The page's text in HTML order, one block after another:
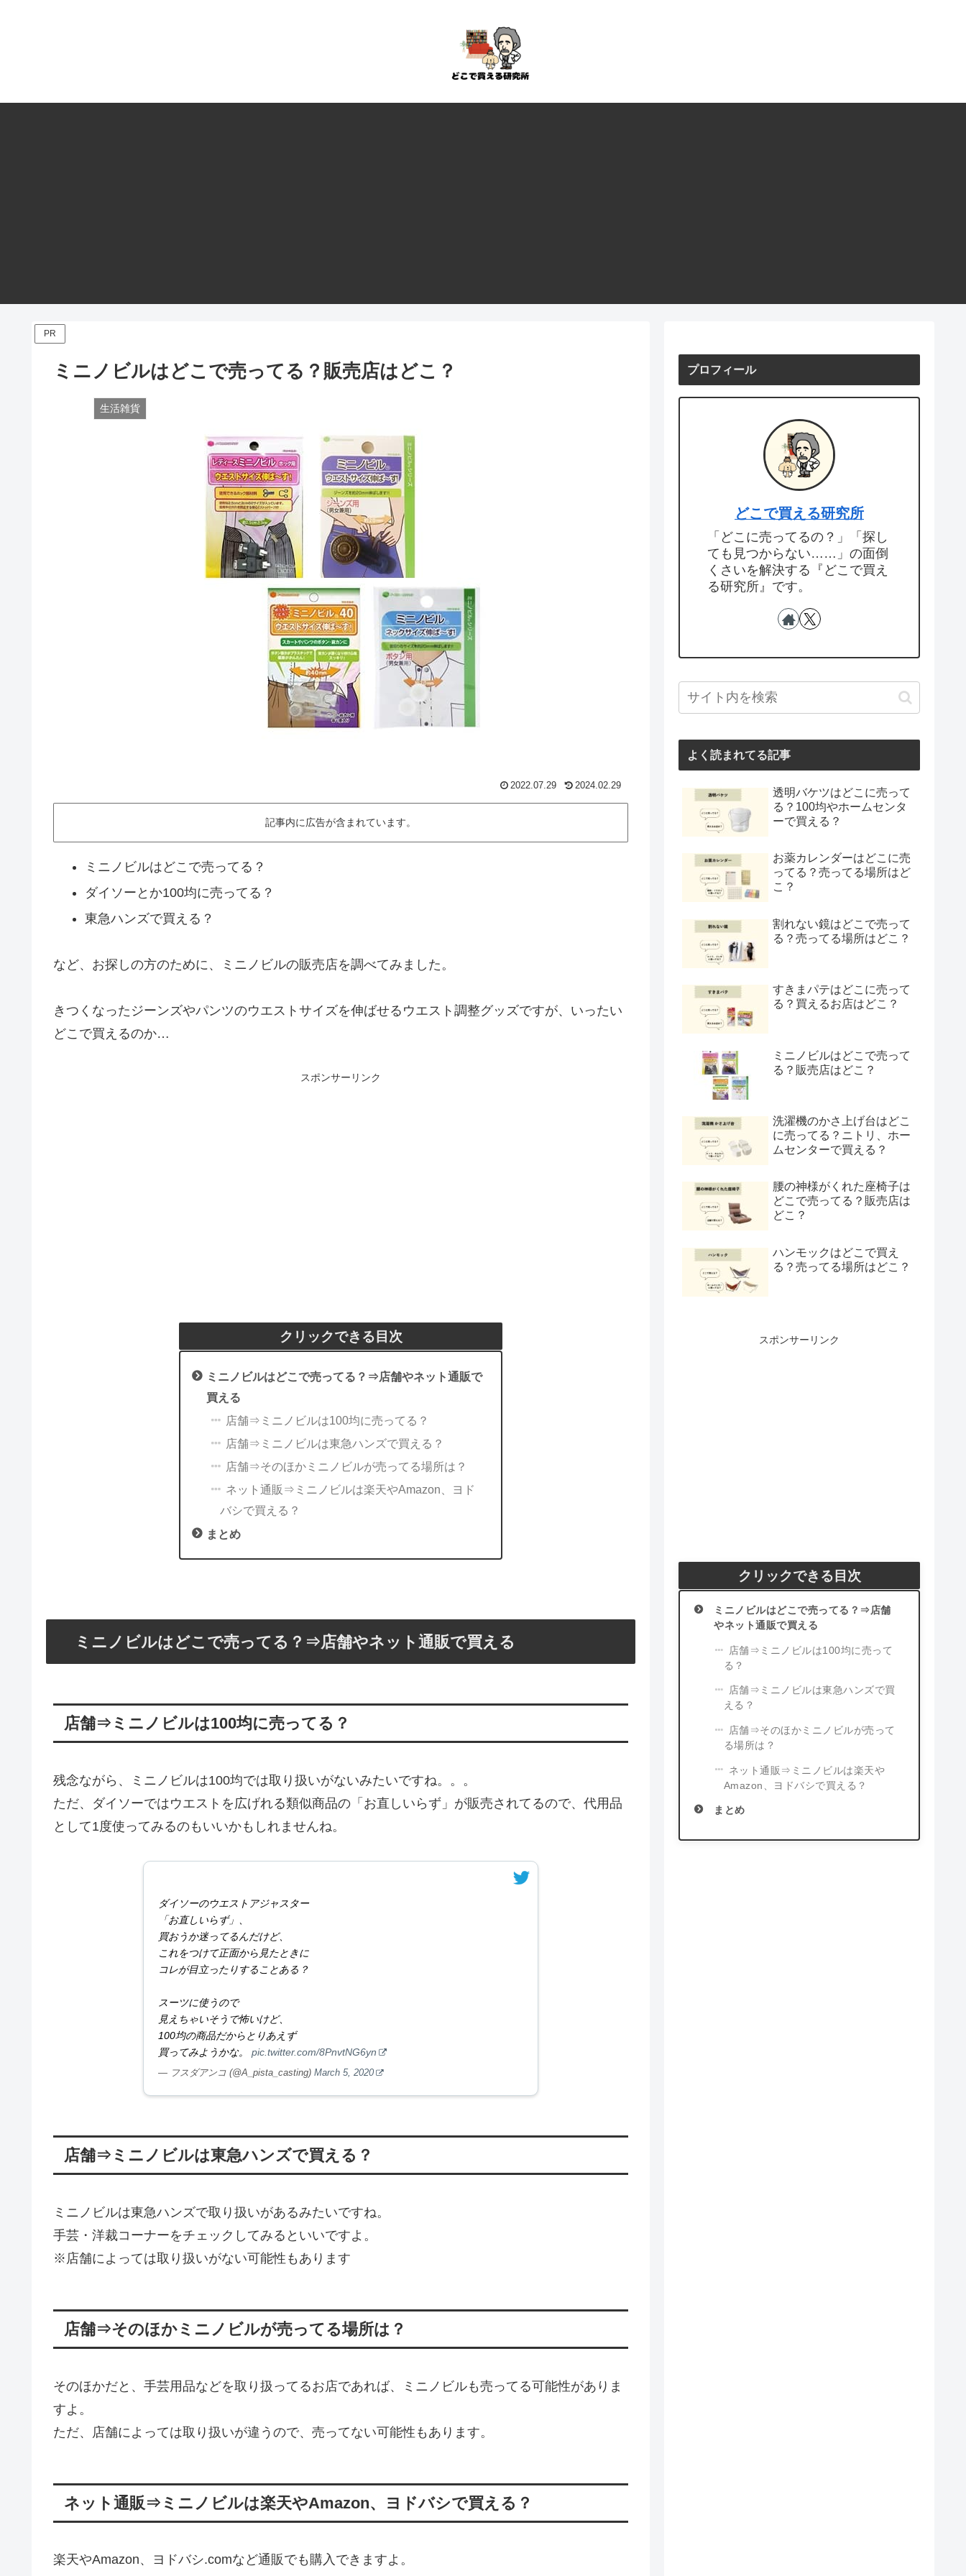
PR
ミニノビルはどこで売ってる？販売店はどこ？
生活雑貨
2022.07.29 2024.02.29
記事内に広告が含まれています。
ミニノビルはどこで売ってる？
ダイソーとか100均に売ってる？
東急ハンズで買える？
など、お探しの方のために、ミニノビルの販売店を調べてみました。
きつくなったジーンズやパンツのウエストサイズを伸ばせるウエスト調整グッズですが、いったい
どこで買えるのか…
スポンサーリンク
クリックできる目次
ミニノビルはどこで売ってる？⇒店舗やネット通販で
買える
店舗⇒ミニノビルは100均に売ってる？
店舗⇒ミニノビルは東急ハンズで買える？
店舗⇒そのほかミニノビルが売ってる場所は？
ネット通販⇒ミニノビルは楽天やAmazon、ヨド
バシで買える？
まとめ
ミニノビルはどこで売ってる？⇒店舗やネット通販で買える
店舗⇒ミニノビルは100均に売ってる？
残念ながら、ミニノビルは100均では取り扱いがないみたいですね。。。
ただ、ダイソーではウエストを広げれる類似商品の「お直しいらず」が販売されてるので、代用品
として1度使ってみるのもいいかもしれませんね。
ダイソーのウエストアジャスター
「お直しいらず」、
買おうか迷ってるんだけど、
これをつけて正面から見たときに
コレが目立ったりすることある？
スーツに使うので
見えちゃいそうで怖いけど、
100均の商品だからとりあえず
買ってみようかな。 pic.twitter.com/8PnvtNG6yn
— フスダアンコ (@A_pista_casting) March 5, 2020
店舗⇒ミニノビルは東急ハンズで買える？
ミニノビルは東急ハンズで取り扱いがあるみたいですね。
手芸・洋裁コーナーをチェックしてみるといいですよ。
※店舗によっては取り扱いがない可能性もあります
店舗⇒そのほかミニノビルが売ってる場所は？
そのほかだと、手芸用品などを取り扱ってるお店であれば、ミニノビルも売ってる可能性がありま
すよ。
ただ、店舗によっては取り扱いが違うので、売ってない可能性もあります。
ネット通販⇒ミニノビルは楽天やAmazon、ヨドバシで買える？
楽天やAmazon、ヨドバシ.comなど通販でも購入できますよ。
プロフィール
どこで買える研究所
「どこに売ってるの？」「探し
ても見つからない……」の面倒
くさいを解決する『どこで買え
る研究所』です。
よく読まれてる記事
透明バケツはどこに売って
る？100均やホームセンタ
ーで買える？
お薬カレンダーはどこに売
ってる？売ってる場所はど
こ？
割れない鏡はどこで売って
る？売ってる場所はどこ？
すきまパテはどこに売って
る？買えるお店はどこ？
ミニノビルはどこで売って
る？販売店はどこ？
洗濯機のかさ上げ台はどこ
に売ってる？ニトリ、ホー
ムセンターで買える？
腰の神様がくれた座椅子は
どこで売ってる？販売店は
どこ？
ハンモックはどこで買え
る？売ってる場所はどこ？
スポンサーリンク
クリックできる目次
ミニノビルはどこで売ってる？⇒店舗
やネット通販で買える
店舗⇒ミニノビルは100均に売って
る？
店舗⇒ミニノビルは東急ハンズで買
える？
店舗⇒そのほかミニノビルが売って
る場所は？
ネット通販⇒ミニノビルは楽天や
Amazon、ヨドバシで買える？
まとめ